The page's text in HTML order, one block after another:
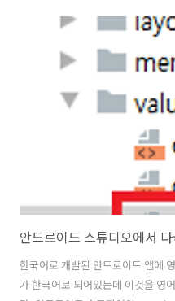
unambiguous imports on the
current project) 3. 자동 임포트 예
안드로이드 스튜디오에서
한국어로 개발된 안드로이드 앱에
가 한국어로 되어있는데 이것을 영